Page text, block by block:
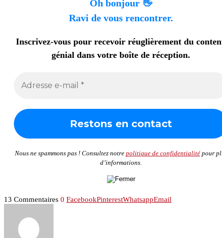
Oh bonjour 👋
Ravi de vous rencontrer.
Inscrivez-vous pour recevoir réuglièrement du
génial dans votre boîte de réception.
Nous ne spammons pas ! Consultez notre politique de confidentialitépour
d’informations.
13 Commentaires 0 FacebookPinterestWhatsappEmail